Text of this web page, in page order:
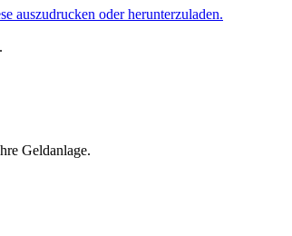
auszudrucken oder herunterzuladen.
Geldanlage.